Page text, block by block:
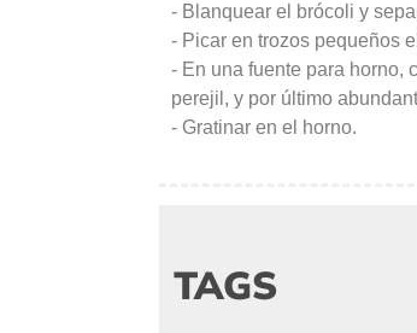
- Blanquear el brócoli y
- Picar en trozos pequeños
- En una fuente para horno,
perejil, y por último
- Gratinar en el horno.
TAGS